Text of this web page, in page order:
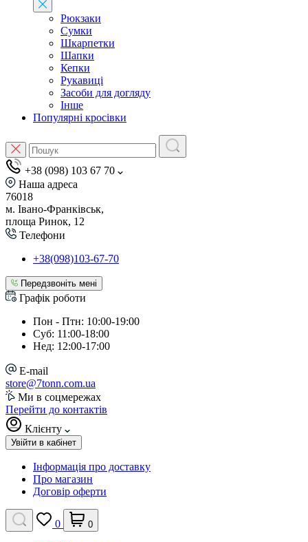
Рюкзаки
Сумки
Шкарпетки
Шапки
Кепки
Рукавиці
Засоби для догляду
Інше
Популярні кросівки
+38 (098) 103 67 70
Наша адреса
76018
м. Івано-Франківськ,
площа Ринок, 12
Телефони
+38(098)103-67-70
Передзвоніть мені
Графік роботи
Пон - Птн: 10:00-19:00
Суб: 11:00-18:00
Нед: 12:00-17:00
E-mail
store@7tonn.com.ua
Ми в соцмережах
Перейти до контактів
Клієнту
Увійти в кабінет
Інформація про доставку
Про магазин
Договір оферти
0 0